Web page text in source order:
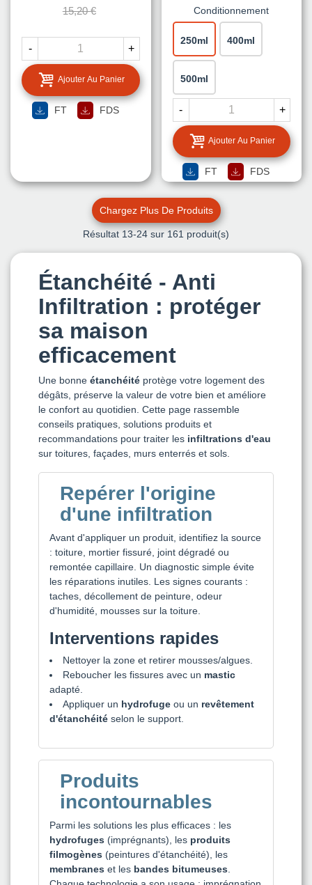
15,20 €
- +
Ajouter Au Panier
FT FDS
Conditionnement
250ml 400ml
500ml
- +
Ajouter Au Panier
FT FDS
Chargez Plus De Produits
Résultat 13-24 sur 161 produit(s)
Étanchéité - Anti
Infiltration : protéger
sa maison
efficacement
Une bonne étanchéité protège votre logement des
dégâts, préserve la valeur de votre bien et améliore
le confort au quotidien. Cette page rassemble
conseils pratiques, solutions produits et
recommandations pour traiter les infiltrations d'eau
sur toitures, façades, murs enterrés et sols.
Repérer l'origine
d'une infiltration
Avant d'appliquer un produit, identifiez la source
: toiture, mortier fissuré, joint dégradé ou
remontée capillaire. Un diagnostic simple évite
les réparations inutiles. Les signes courants :
taches, décollement de peinture, odeur
d'humidité, mousses sur la toiture.
Interventions rapides
Nettoyer la zone et retirer mousses/algues.
Reboucher les fissures avec un mastic
adapté.
Appliquer un hydrofuge ou un revêtement
d'étanchéité selon le support.
Produits
incontournables
Parmi les solutions les plus efficaces : les
hydrofuges (imprégnants), les produits
filmogènes (peintures d'étanchéité), les
membranes et les bandes bitumeuses